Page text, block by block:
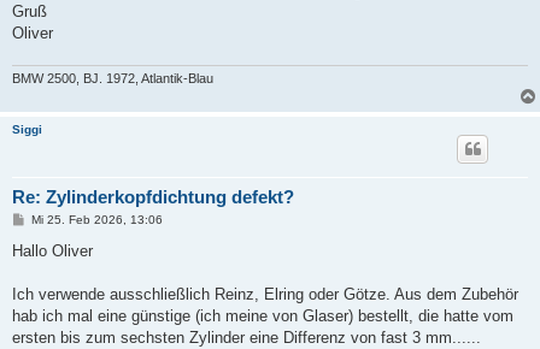
Gruß
Oliver
BMW 2500, BJ. 1972, Atlantik-Blau
Siggi
Re: Zylinderkopfdichtung defekt?
B
i
a
Mi 25. Feb 2026, 13:06
Hallo Oliver
Ich verwende ausschließlich Reinz, Elring oder Götze. Aus dem Zubehör
hab ich mal eine günstige (ich meine von Glaser) bestellt, die hatte vom
ersten bis zum sechsten Zylinder eine Differenz von fast 3 mm......